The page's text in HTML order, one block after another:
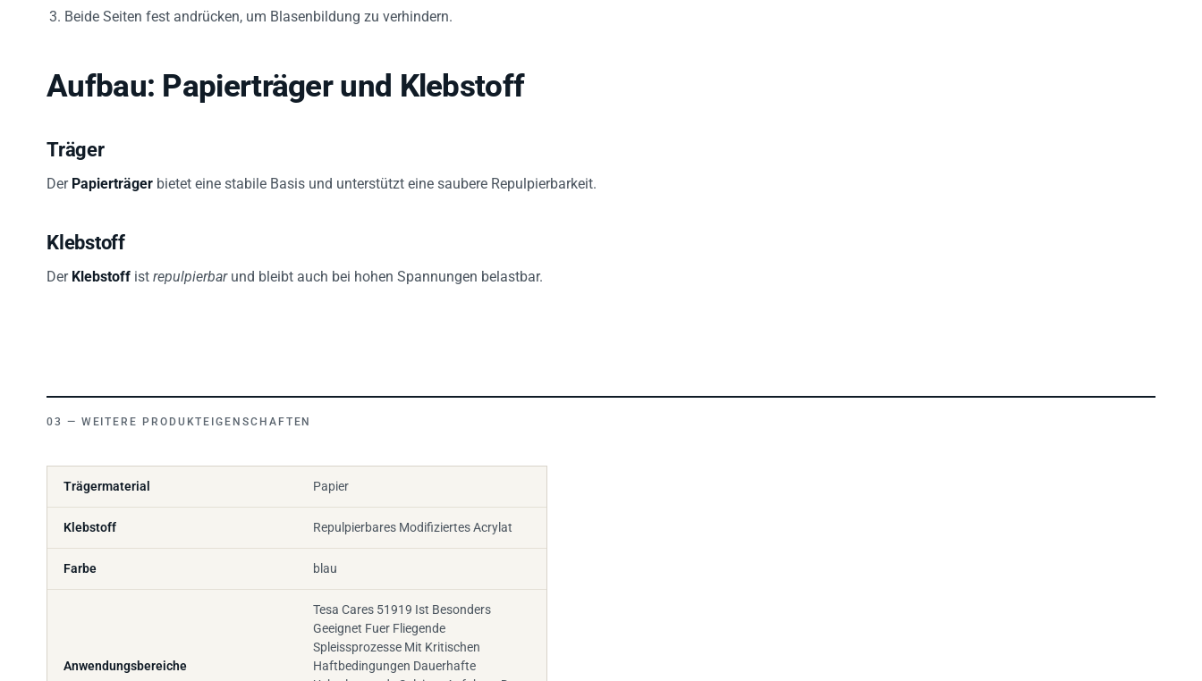
Beide Seiten fest andrücken, um Blasenbildung zu verhindern.
Aufbau: Papierträger und Klebstoff
Träger
Der Papierträger bietet eine stabile Basis und unterstützt eine saubere Repulpierbarkeit.
Klebstoff
Der Klebstoff ist repulpierbarund bleibt auch bei hohen Spannungen belastbar.
WEITERE PRODUKTEIGENSCHAFTEN
Trägermaterial Papier
Klebstoff Repulpierbares Modifiziertes Acrylat
Farbe blau
Anwendungsbereiche
Tesa Cares 51919 Ist Besonders
Geeignet Fuer Fliegende
Spleissprozesse Mit Kritischen
Haftbedingungen Dauerhafte
Ueberlappende Spleisse Anfahren Der